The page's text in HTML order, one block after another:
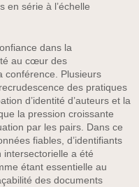
en série à l’échelle
dans la
au cœur des
conférence. Plusieurs
des pratiques
d’identité d’auteurs et la
la pression croissante
par les pairs. Dans ce
fiables, d’identifiants
intersectorielle a été
étant essentielle au
des documents